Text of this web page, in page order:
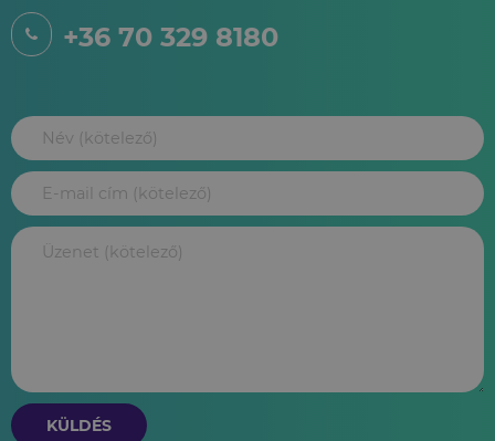
+36 70 329 8180
KÜLDÉS